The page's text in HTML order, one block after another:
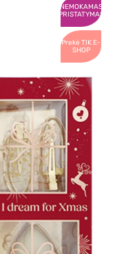
NEMOKAMAS
PRISTATYMAS
Prekė TIK E-
SHOP